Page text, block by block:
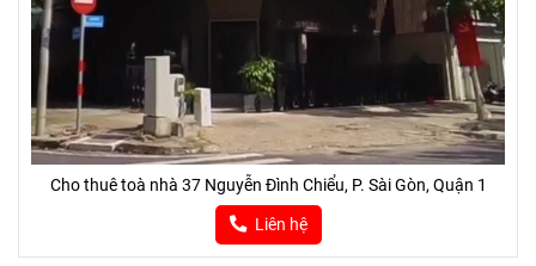
Cho thuê toà nhà 37 Nguyễn Đình Chiểu, P. Sài Gòn, Quận 1
Liên hệ